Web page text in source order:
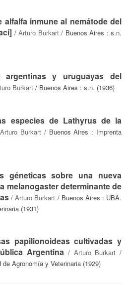
alfalfa inmune al nemátode del
/ Arturo Burkart/ Buenos Aires : s.n.
argentinas y uruguayas del
Burkart / Buenos Aires : s.n. (1936)
especies de Lathyrus de la
Arturo Burkart / Buenos Aires : Imprenta
géneticas sobre una nueva
melanogaster determinante de
/Arturo Burkart / Buenos Aires : UBA.
(1931)
papilionoideas cultivadas y
Argentina / Arturo Burkart /
Agronomía y Veterinaria (1929)